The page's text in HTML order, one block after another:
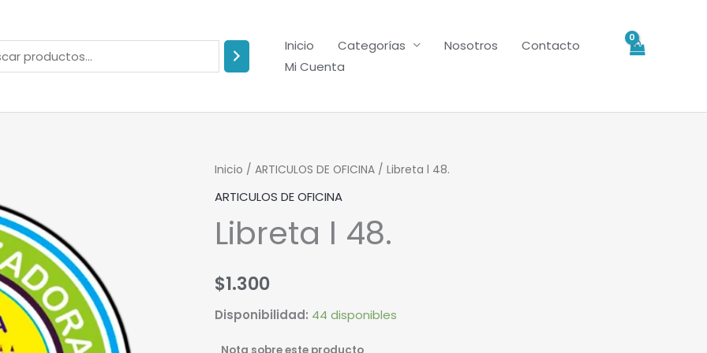
Inicio Categorías Nosotros
Contacto
Mi Cuenta
Inicio / ARTICULOS DE OFICINA / Libreta l 48.
ARTICULOS DE OFICINA
Libreta l 48.
$1.300
Disponibilidad: 44 disponibles
Nota sobre este producto
Libreta
cantidad